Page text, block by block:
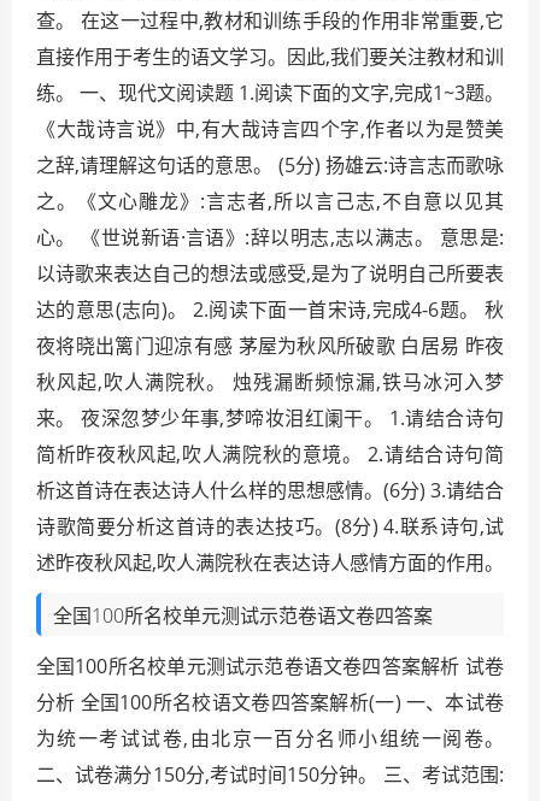
查。 在这一过程中,教材和训练手段的作用非常重要,它
直接作用于考生的语文学习。因此,我们要关注教材和训
练。 一、现代文阅读题 1.阅读下面的文字,完成1~3题。
《大哉诗言说》中,有大哉诗言四个字,作者以为是赞美
之辞,请理解这句话的意思。 (5分) 扬雄云:诗言志而歌咏
之。《文心雕龙》:言志者,所以言己志,不自意以见其
心。 《世说新语·言语》:辞以明志,志以满志。 意思是:
以诗歌来表达自己的想法或感受,是为了说明自己所要表
达的意思(志向)。 2.阅读下面一首宋诗,完成4-6题。 秋
夜将晓出篱门迎凉有感 茅屋为秋风所破歌 白居易 昨夜
秋风起,吹人满院秋。 烛残漏断频惊漏,铁马冰河入梦
来。 夜深忽梦少年事,梦啼妆泪红阑干。 1.请结合诗句
简析昨夜秋风起,吹人满院秋的意境。 2.请结合诗句简
析这首诗在表达诗人什么样的思想感情。(6分) 3.请结合
诗歌简要分析这首诗的表达技巧。(8分) 4.联系诗句,试
述昨夜秋风起,吹人满院秋在表达诗人感情方面的作用。
全国100所名校单元测试示范卷语文卷四答案
全国100所名校单元测试示范卷语文卷四答案解析 试卷
分析 全国100所名校语文卷四答案解析(一) 一、本试卷
为统一考试试卷,由北京一百分名师小组统一阅卷。
二、试卷满分150分,考试时间150分钟。 三、考试范围: